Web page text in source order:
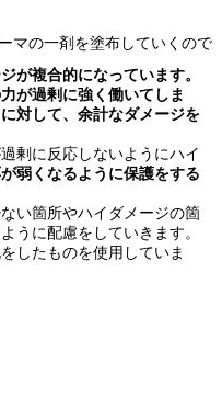
マの一剤を塗布していくので
が複合的になっています。
が過剰に強く働いてしま
対して、余計なダメージを
剰に反応しないようにハイ
弱くなるように保護をする
い箇所やハイダメージの箇
うに配慮をしていきます。
したものを使用していま